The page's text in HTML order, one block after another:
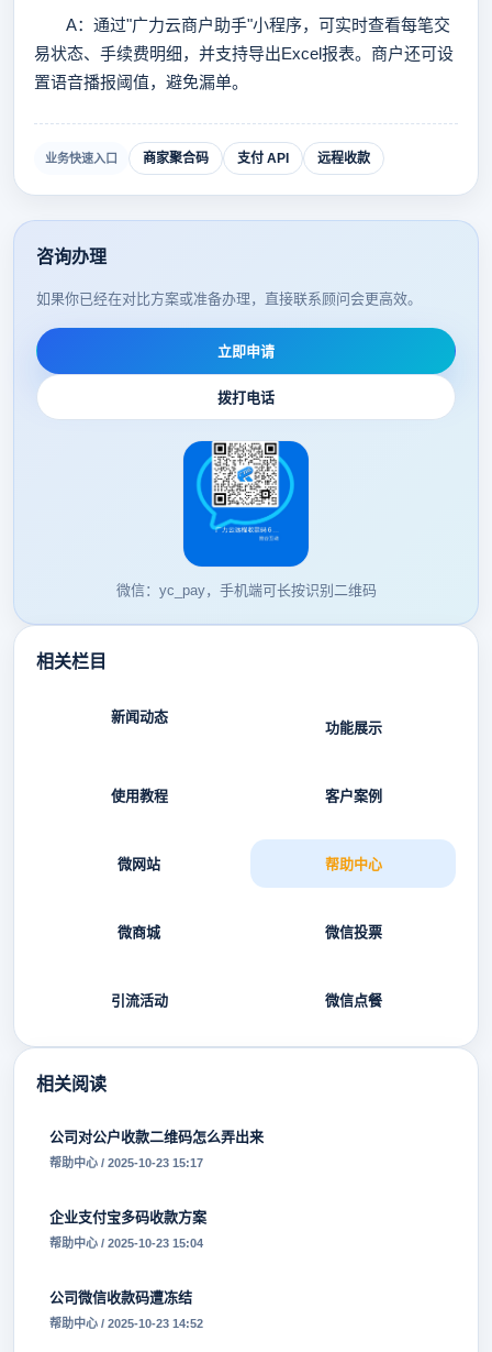
A：通过"广力云商户助手"小程序，可实时查看每笔交
易状态、手续费明细，并支持导出Excel报表。商户还可设
置语音播报阈值，避免漏单。
业务快速入口 商家聚合码 支付 API 远程收款
咨询办理
如果你已经在对比方案或准备办理，直接联系顾问会更高效。
立即申请
拨打电话
微信：yc_pay，手机端可长按识别二维码
相关栏目
新闻动态
功能展示
使用教程 客户案例
微网站 帮助中心
微商城 微信投票
引流活动 微信点餐
相关阅读
公司对公户收款二维码怎么弄出来
帮助中心 / 2025-10-23 15:17
企业支付宝多码收款方案
帮助中心 / 2025-10-23 15:04
公司微信收款码遭冻结
帮助中心 / 2025-10-23 14:52